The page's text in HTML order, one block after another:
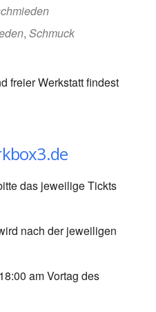
, Schmuck
freier Werkstatt findest
das jeweilige Tickts
nach der jeweiligen
am Vortag des